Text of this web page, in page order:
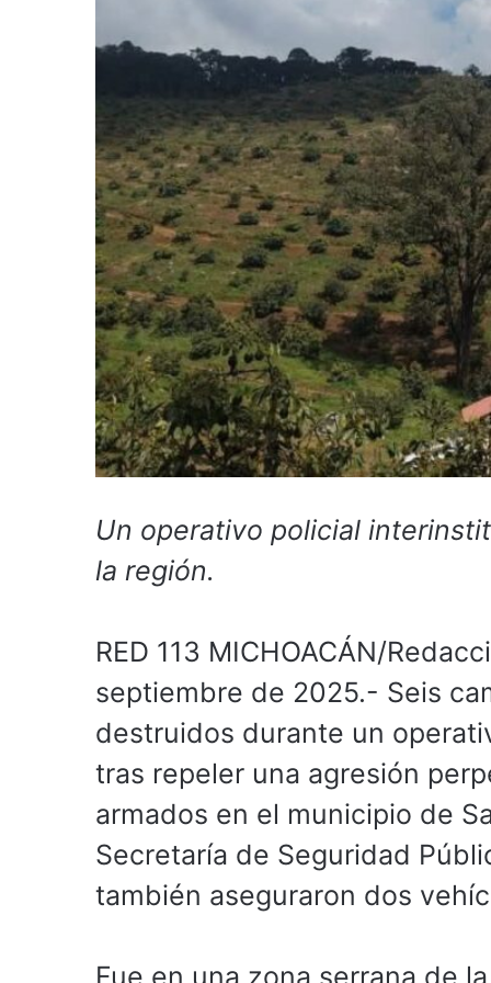
Un operativo policial
la región.
RED 113 MICHOACÁN/
septiembre de 2025.- Seis
destruidos durante un
tras repeler una agresión
armados en el municipio de
Secretaría de Seguridad
también aseguraron dos